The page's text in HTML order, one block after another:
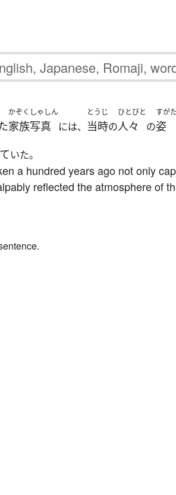
かぞくしゃしん
家族写真 には、
とうじ
当時の
ひとびと
人々 の
すがた
姿
いた。
a hundred years ago not only
reflected the atmosphere of